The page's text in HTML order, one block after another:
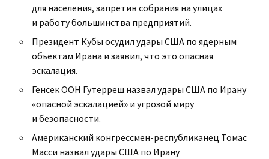
для населения, запретив собрания на улицах
и работу большинства предприятий.
Президент Кубы осудил удары США по ядерным
объектам Ирана и заявил, что это опасная
эскалация.
Генсек ООН Гутерреш назвал удары США по Ирану
«опасной эскалацией» и угрозой миру
и безопасности.
Американский конгрессмен-республиканец Томас
Масси назвал удары США по Ирану